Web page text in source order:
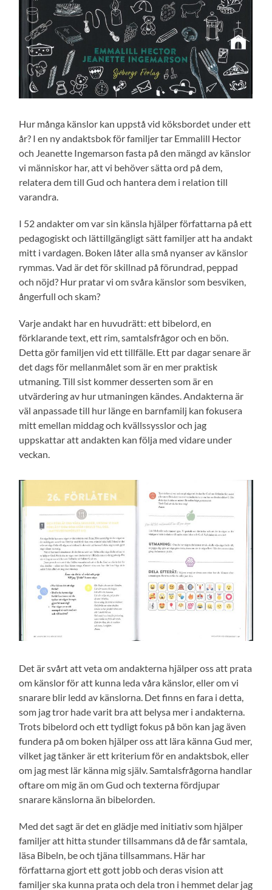
Hur många känslor kan uppstå vid köksbordet under ett
år? I en ny andaktsbok för familjer tar Emmalill Hector
och Jeanette Ingemarson fasta på den mängd av känslor
vi människor har, att vi behöver sätta ord på dem,
relatera dem till Gud och hantera dem i relation till
varandra.
I 52 andakter om var sin känsla hjälper författarna på ett
pedagogiskt och lättillgängligt sätt familjer att ha andakt
mitt i vardagen. Boken låter alla små nyanser av känslor
rymmas. Vad är det för skillnad på förundrad, peppad
och nöjd? Hur pratar vi om svåra känslor som besviken,
ångerfull och skam?
Varje andakt har en huvudrätt: ett bibelord, en
förklarande text, ett rim, samtalsfrågor och en bön.
Detta gör familjen vid ett tillfälle. Ett par dagar senare är
det dags för mellanmålet som är en mer praktisk
utmaning. Till sist kommer desserten som är en
utvärdering av hur utmaningen kändes. Andakterna är
väl anpassade till hur länge en barnfamilj kan fokusera
mitt emellan middag och kvällssysslor och jag
uppskattar att andakten kan följa med vidare under
veckan.
Det är svårt att veta om andakterna hjälper oss att prata
om känslor för att kunna leda våra känslor, eller om vi
snarare blir ledd av känslorna. Det finns en fara i detta,
som jag tror hade varit bra att belysa mer i andakterna.
Trots bibelord och ett tydligt fokus på bön kan jag även
fundera på om boken hjälper oss att lära känna Gud mer,
vilket jag tänker är ett kriterium för en andaktsbok, eller
om jag mest lär känna mig själv. Samtalsfrågorna handlar
oftare om mig än om Gud och texterna fördjupar
snarare känslorna än bibelorden.
Med det sagt är det en glädje med initiativ som hjälper
familjer att hitta stunder tillsammans då de får samtala,
läsa Bibeln, be och tjäna tillsammans. Här har
författarna gjort ett gott jobb och deras vision att
familjer ska kunna prata och dela tron i hemmet delar jag